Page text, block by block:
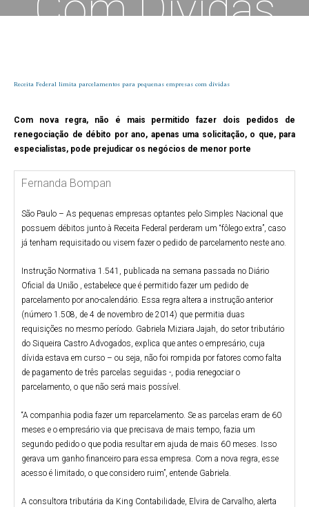
Receita Federal limita parcelamentos para pequenas empresas com dívidas
Com nova regra, não é mais permitido fazer dois pedidos de
renegociação de débito por ano, apenas uma solicitação, o que, para
especialistas, pode prejudicar os negócios de menor porte
Fernanda Bompan
São Paulo – As pequenas empresas optantes pelo Simples Nacional que
possuem débitos junto à Receita Federal perderam um “fôlego extra”, caso
já tenham requisitado ou visem fazer o pedido de parcelamento neste ano.
Instrução Normativa 1.541, publicada na semana passada no Diário
Oficial da União , estabelece que é permitido fazer um pedido de
parcelamento por ano-calendário. Essa regra altera a instrução anterior
(número 1.508, de 4 de novembro de 2014) que permitia duas
requisições no mesmo período. Gabriela Miziara Jajah, do setor tributário
do Siqueira Castro Advogados, explica que antes o empresário, cuja
dívida estava em curso – ou seja, não foi rompida por fatores como falta
de pagamento de três parcelas seguidas -, podia renegociar o
parcelamento, o que não será mais possível.
“A companhia podia fazer um reparcelamento. Se as parcelas eram de 60
meses e o empresário via que precisava de mais tempo, fazia um
segundo pedido o que podia resultar em ajuda de mais 60 meses. Isso
gerava um ganho financeiro para essa empresa. Com a nova regra, esse
acesso é limitado, o que considero ruim”, entende Gabriela.
A consultora tributária da King Contabilidade, Elvira de Carvalho, alerta